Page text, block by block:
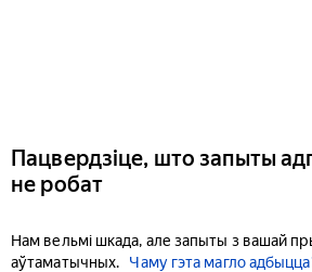
Пацвердзіце, што запыты
не робат
Нам вельмі шкада, але запыты з вашай
аўтаматычных.
Чаму гэта магло